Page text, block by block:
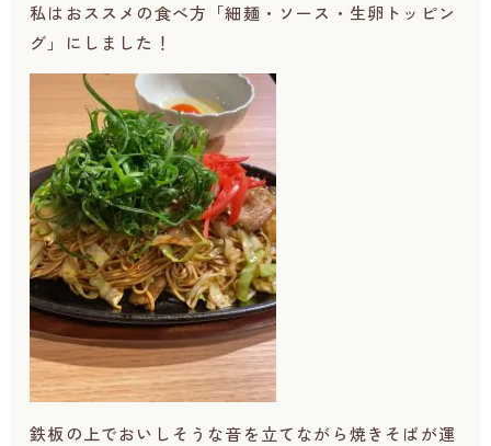
私はおススメの食べ方「細麺・ソース・生卵トッピン
グ」にしました！
鉄板の上でおいしそうな音を立てながら焼きそばが運